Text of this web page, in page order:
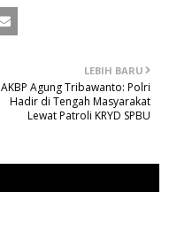
LEBIH BARU
AKBP Agung Tribawanto: Polri
Hadir di Tengah Masyarakat
Lewat Patroli KRYD SPBU